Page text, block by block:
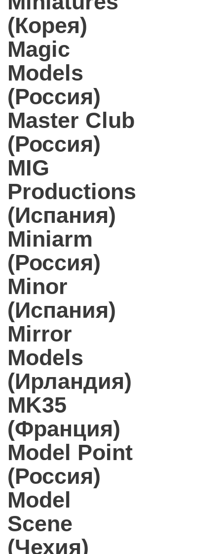
(Корея)
Magic
Models
(Россия)
Master Club
(Россия)
MIG
Productions
(Испания)
Miniarm
(Россия)
Minor
(Испания)
Mirror
Models
(Ирландия)
MK35
(Франция)
Model Point
(Россия)
Model
Scene
(Чехия)